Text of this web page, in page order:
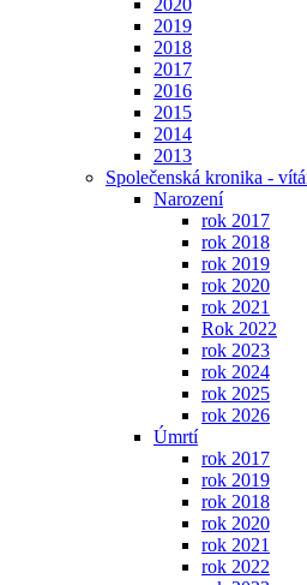
2020
2019
2018
2017
2016
2015
2014
2013
Společenská kronika -
Narození
rok 2017
rok 2018
rok 2019
rok 2020
rok 2021
Rok 2022
rok 2023
rok 2024
rok 2025
rok 2026
Úmrtí
rok 2017
rok 2019
rok 2018
rok 2020
rok 2021
rok 2022